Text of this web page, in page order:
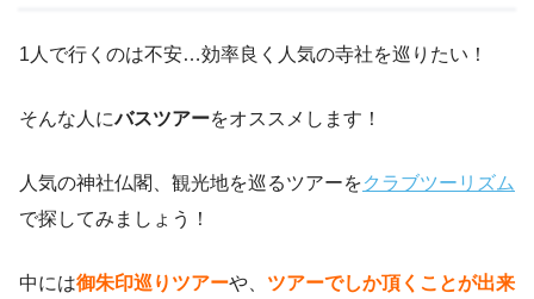
1人で行くのは不安…効率良く人気の寺社を巡りたい！
そんな人にバスツアーをオススメします！
人気の神社仏閣、観光地を巡るツアーをクラブツーリズム
で探してみましょう！
中には御朱印巡りツアーや、 ツアーでしか頂くことが出来